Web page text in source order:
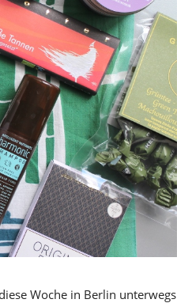
Woche in Berlin unterwegs